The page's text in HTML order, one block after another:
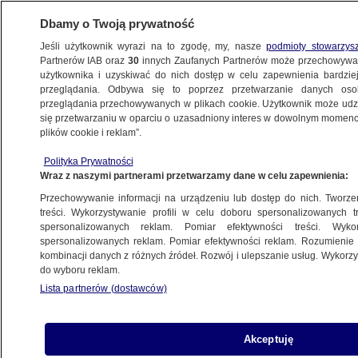
BIZNES
Z KRAJU
Mają wpływ na wysokość emerytur
26.03.2024, 11:23
Udostępnij
Dbamy o Twoją prywatność
Jeśli użytkownik wyrazi na to zgodę, my, naszepodmioty
Partnerów IAB oraz30 innych Zaufanych Partnerów może
użytkownika i uzyskiwać do nich dostęp w celu zapewnienia
przeglądania. Odbywa się to poprzez przetwarzanie danych
przeglądania przechowywanych w plikach cookie. Użytkownik może
się przetwarzaniu w oparciu o uzasadniony interes w dowolnym
plików cookie i reklam”.
Polityka Prywatności
Wraz z naszymi partnerami przetwarzamy dane w celu zapewnienia:
Przechowywanie informacji na urządzeniu lub dostęp do nich.
treści. Wykorzystywanie profili w celu doboru spersonalizowanych
spersonalizowanych reklam. Pomiar efektywności treści.
spersonalizowanych reklam. Pomiar efektywności reklam.
kombinacji danych z różnych źródeł. Rozwój i ulepszanie usług.
do wyboru reklam.
Lista partnerów (dostawców)
Akceptuję